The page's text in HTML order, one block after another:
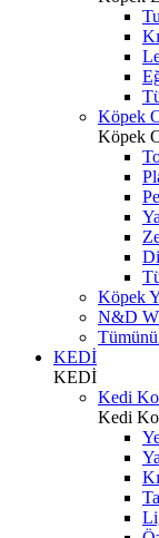
Köpek
Köpek
Köpek
N&D
KEDİ
KEDİ
Kedi
Kedi